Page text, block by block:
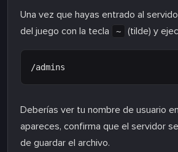
Una vez que hayas entrado al
del juego con la tecla
~ (tilde) y
Deberías ver tu nombre de usuario
apareces, confirma que el servidor
de guardar el archivo.